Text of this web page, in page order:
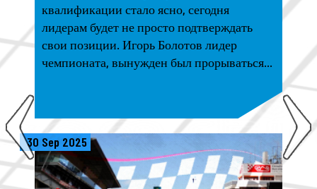
квалификации стало ясно, сегодня
лидерам будет не просто подтверждать
свои позиции. Игорь Болотов лидер
чемпионата, вынужден был прорываться...
30 Sep 2025